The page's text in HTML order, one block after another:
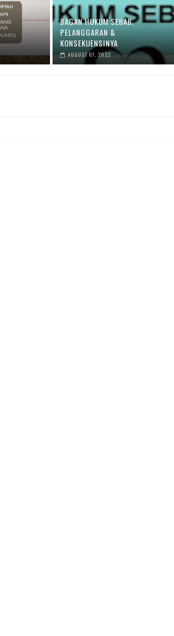
BAGAN HUKUM SEBAB,
PELANGGARAN &
KONSEKUENSINYA
AUGUST 07, 2022